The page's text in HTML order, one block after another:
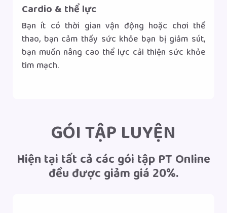
Cardio & thể lực
Bạn ít có thời gian vận động hoặc chơi thể
thao, bạn cảm thấy sức khỏe bạn bị giảm sút,
bạn muốn nâng cao thể lực cải thiện sức khỏe
tim mạch.
GÓI TẬP LUYỆN
Hiện tại tất cả các gói tập PT Online
đều được giảm giá 20%.